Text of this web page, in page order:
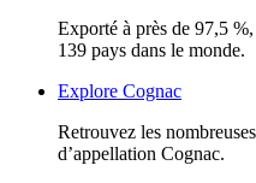
Exporté à près de 97,5
139 pays dans le monde.
Explore Cognac
Retrouvez les
d’appellation Cognac.